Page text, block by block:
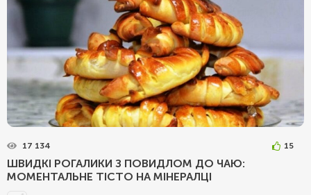
17 134 15
ШВИДКІ РОГАЛИКИ З ПОВИДЛОМ ДО ЧАЮ:
МОМЕНТАЛЬНЕ ТІСТО НА МІНЕРАЛЦІ